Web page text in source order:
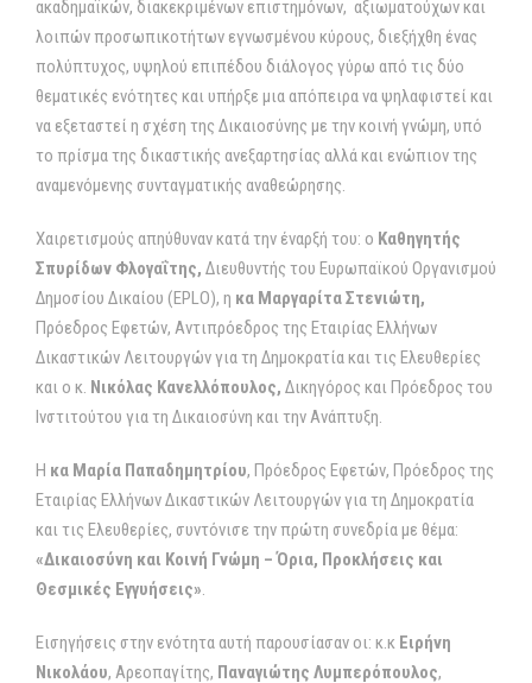
ακαδημαϊκών, διακεκριμένων επιστημόνων, αξιωματούχων και
λοιπών προσωπικοτήτων εγνωσμένου κύρους, διεξήχθη ένας
πολύπτυχος, υψηλού επιπέδου διάλογος γύρω από τις δύο
θεματικές ενότητες και υπήρξε μια απόπειρα να ψηλαφιστεί και
να εξεταστεί η σχέση της Δικαιοσύνης με την κοινή γνώμη, υπό
το πρίσμα της δικαστικής ανεξαρτησίας αλλά και ενώπιον της
αναμενόμενης συνταγματικής αναθεώρησης.
Χαιρετισμούς απηύθυναν κατά την έναρξή του: ο Καθηγητής
Σπυρίδων Φλογαΐτης, Διευθυντής του Ευρωπαϊκού Οργανισμού
Δημοσίου Δικαίου (EPLO), η κα Μαργαρίτα Στενιώτη,
Πρόεδρος Εφετών, Αντιπρόεδρος της Εταιρίας Ελλήνων
Δικαστικών Λειτουργών για τη Δημοκρατία και τις Ελευθερίες
και ο κ. Νικόλας Κανελλόπουλος, Δικηγόρος και Πρόεδρος του
Ινστιτούτου για τη Δικαιοσύνη και την Ανάπτυξη.
Η κα Μαρία Παπαδημητρίου, Πρόεδρος Εφετών, Πρόεδρος της
Εταιρίας Ελλήνων Δικαστικών Λειτουργών για τη Δημοκρατία
και τις Ελευθερίες, συντόνισε την πρώτη συνεδρία με θέμα:
«Δικαιοσύνη και Κοινή Γνώμη – Όρια, Προκλήσεις και
Θεσμικές Εγγυήσεις».
Εισηγήσεις στην ενότητα αυτή παρουσίασαν οι: κ.κ Ειρήνη
Νικολάου, Αρεοπαγίτης, Παναγιώτης Λυμπερόπουλος,